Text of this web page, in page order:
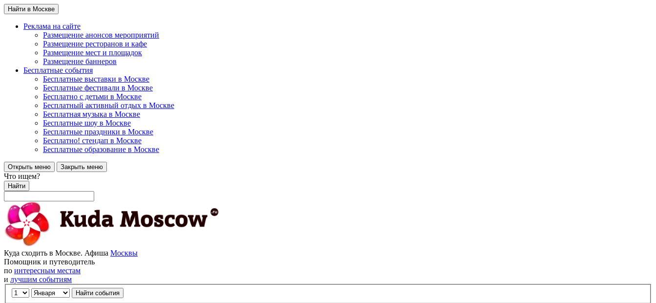
Найти в Москве
Реклама на сайте
Размещение анонсов мероприятий
Размещение ресторанов и кафе
Размещение мест и площадок
Размещение баннеров
Бесплатные события
Бесплатные выставки в Москве
Бесплатные фестивали в Москве
Бесплатно с детьми в Москве
Бесплатный активный отдых в Москве
Бесплатная музыка в Москве
Бесплатные шоу в Москве
Бесплатные праздники в Москве
Бесплатно! стендап в Москве
Бесплатные образование в Москве
Открыть меню Закрыть меню
Что ищем?
Найти
Куда сходить в Москве. Афиша Москвы
Помощник и путеводитель
по интересным местам
и лучшим событиям